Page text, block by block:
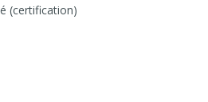
(certification)